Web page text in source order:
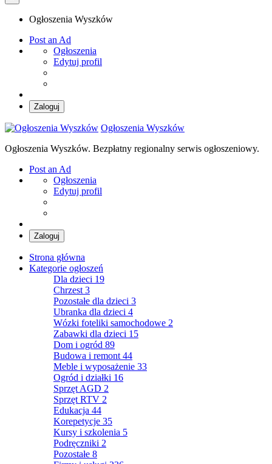
Ogłoszenia Wyszków
Post an Ad
Ogłoszenia
Edytuj profil
Zaloguj
Ogłoszenia Wyszków
Ogłoszenia Wyszków. Bezpłatny regionalny serwis ogłoszeniowy.
Post an Ad
Ogłoszenia
Edytuj profil
Zaloguj
Strona główna
Kategorie ogłoszeń
Dla dzieci 19
Chrzest 3
Pozostałe dla dzieci 3
Ubranka dla dzieci 4
Wózki foteliki samochodowe 2
Zabawki dla dzieci 15
Dom i ogród 89
Budowa i remont 44
Meble i wyposażenie 33
Ogród i działki 16
Sprzęt AGD 2
Sprzęt RTV 2
Edukacja 44
Korepetycje 35
Kursy i szkolenia 5
Podręczniki 2
Pozostałe 8